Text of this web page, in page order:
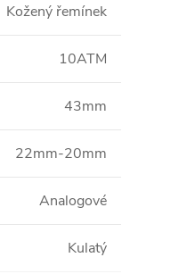
Kožený řemínek
10ATM
43mm
22mm-20mm
Analogové
Kulatý